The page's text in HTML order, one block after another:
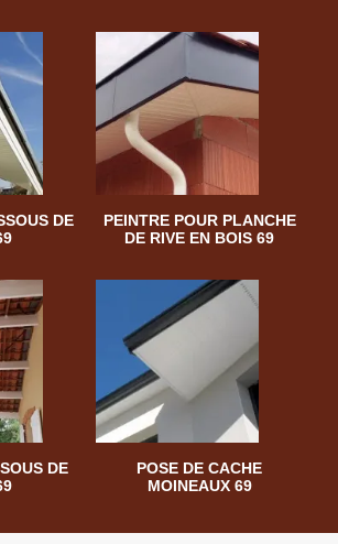
DE
PEINTRE POUR PLANCHE
DE RIVE EN BOIS 69
DE
POSE DE CACHE
MOINEAUX 69